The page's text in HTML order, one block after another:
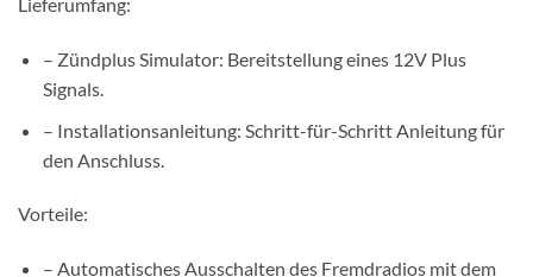
– Zündplus Simulator: Bereitstellung eines 12V Plus
Signals.
– Installationsanleitung: Schritt-für-Schritt Anleitung für
den Anschluss.
Vorteile:
– Automatisches Ausschalten des Fremdradios mit dem